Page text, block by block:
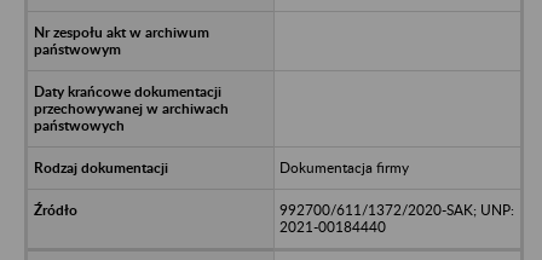
Dokumentacja firmy
992700/611/1372/2020-SAK; UNP:
2021-00184440